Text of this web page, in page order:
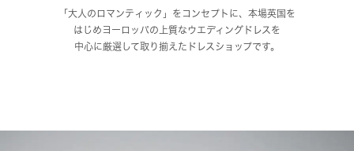
「大人のロマンティック」をコンセプトに、本場英国を
はじめヨーロッパの上質なウエディングドレスを
中心に厳選して取り揃えたドレスショップです。